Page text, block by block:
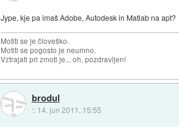
Jype, kje pa imaš Adobe, Autodesk in Matlab na apt?
Motiti se je človeško.
Motiti se pogosto je neumno.
Vztrajati pri zmoti je... oh, pozdravljen!
brodul
:: 14. jun 2011, 15:55